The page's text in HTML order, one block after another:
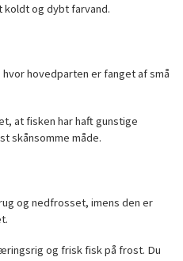
og dybt farvand.
hovedparten er fanget af små
at fisken har haft gunstige
skånsomme måde.
og nedfrosset, imens den er
og frisk fisk på frost. Du